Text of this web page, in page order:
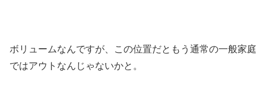
ボリュームなんですが、この位置だともう通常の一般家庭
ではアウトなんじゃないかと。